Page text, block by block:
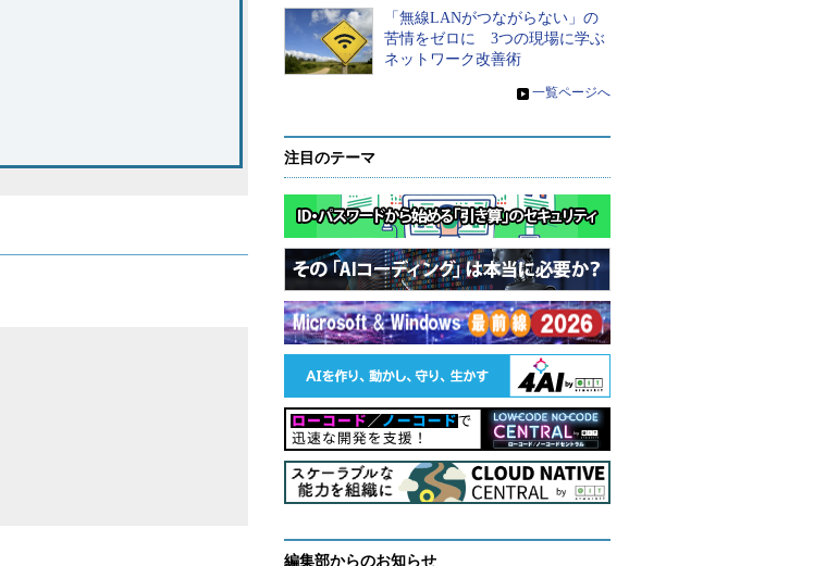
「無線LANがつながらない」の
苦情をゼロに 3つの現場に学ぶ
ネットワーク改善術
» 一覧ページへ
注目のテーマ
編集部からのお知らせ